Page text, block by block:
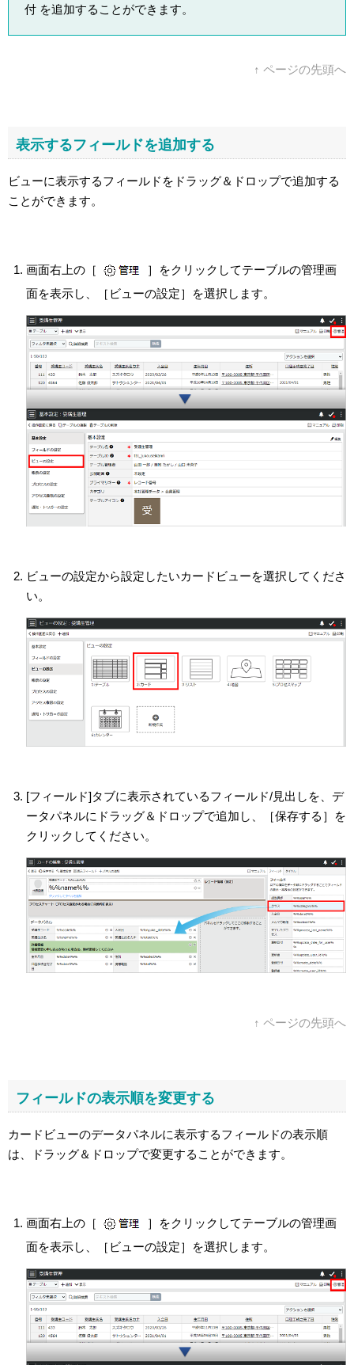
付 を追加することができます。
↑ ページの先頭へ
表示するフィールドを追加する
ビューに表示するフィールドをドラッグ＆ドロップで追加する
ことができます。
画面右上の［
］をクリックしてテーブルの管理画
面を表示し、［ビューの設定］を選択します。
ビューの設定から設定したいカードビューを選択してくださ
い。
[フィールド]タブに表示されているフィールド/見出しを、デ
ータパネルにドラッグ＆ドロップで追加し、［保存する］を
クリックしてください。
↑ ページの先頭へ
フィールドの表示順を変更する
カードビューのデータパネルに表示するフィールドの表示順
は、ドラッグ＆ドロップで変更することができます。
画面右上の［
］をクリックしてテーブルの管理画
面を表示し、［ビューの設定］を選択します。